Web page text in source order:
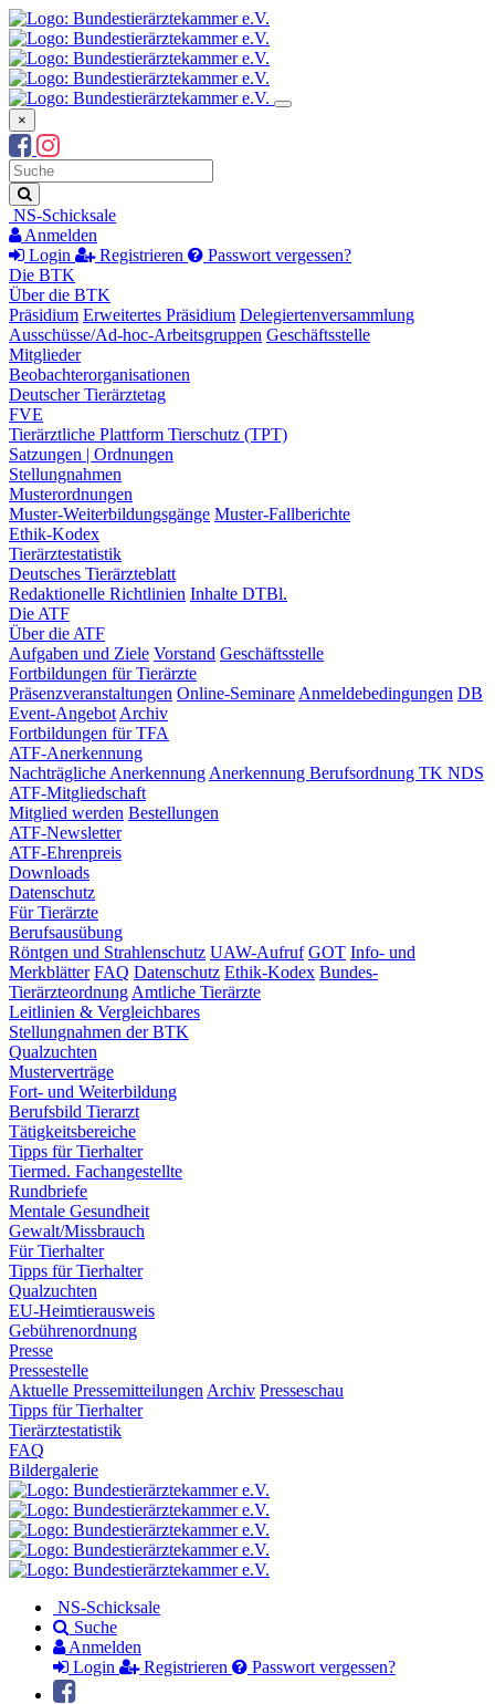
×
Suchbegriff
Suche
NS-Schicksale
Anmelden
Login
Registrieren
Passwort vergessen?
Die BTK
Über die BTK
Präsidium Erweitertes Präsidium Delegiertenversammlung
Ausschüsse/Ad-hoc-Arbeitsgruppen Geschäftsstelle
Mitglieder
Beobachterorganisationen
Deutscher Tierärztetag
FVE
Tierärztliche Plattform Tierschutz (TPT)
Satzungen | Ordnungen
Stellungnahmen
Musterordnungen
Muster-Weiterbildungsgänge Muster-Fallberichte
Ethik-Kodex
Tierärztestatistik
Deutsches Tierärzteblatt
Redaktionelle Richtlinien Inhalte DTBl.
Die ATF
Über die ATF
Aufgaben und Ziele Vorstand Geschäftsstelle
Fortbildungen für Tierärzte
Präsenzveranstaltungen Online-Seminare Anmeldebedingungen DB
Event-Angebot Archiv
Fortbildungen für TFA
ATF-Anerkennung
Nachträgliche Anerkennung Anerkennung Berufsordnung TK NDS
ATF-Mitgliedschaft
Mitglied werden Bestellungen
ATF-Newsletter
ATF-Ehrenpreis
Downloads
Datenschutz
Für Tierärzte
Berufsausübung
Röntgen und Strahlenschutz UAW-Aufruf GOT Info- und
Merkblätter FAQ Datenschutz Ethik-Kodex Bundes-
Tierärzteordnung Amtliche Tierärzte
Leitlinien & Vergleichbares
Stellungnahmen der BTK
Qualzuchten
Musterverträge
Fort- und Weiterbildung
Berufsbild Tierarzt
Tätigkeitsbereiche
Tipps für Tierhalter
Tiermed. Fachangestellte
Rundbriefe
Mentale Gesundheit
Gewalt/Missbrauch
Für Tierhalter
Tipps für Tierhalter
Qualzuchten
EU-Heimtierausweis
Gebührenordnung
Presse
Pressestelle
Aktuelle Pressemitteilungen Archiv Presseschau
Tipps für Tierhalter
Tierärztestatistik
FAQ
Bildergalerie
NS-Schicksale
Suche
Anmelden
Login
Registrieren Passwort vergessen?